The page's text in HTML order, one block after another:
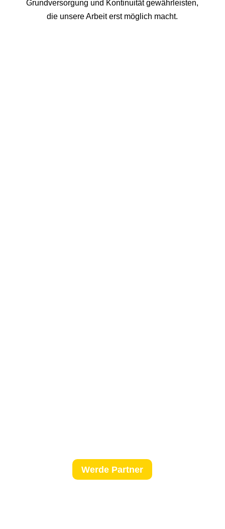
Grundversorgung und Kontinuität gewährleisten,
die unsere Arbeit erst möglich macht.
Werde Partner